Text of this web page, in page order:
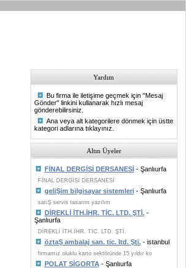
Yardım
Bu firma ile iletişime geçmek için "Mesaj
Gönder" linkini kullanarak hızlı mesaj
gönderebilirsiniz.
Ana veya alt kategorilere dönmek için üstte
kategori adlarına tıklayınız.
Altın Üyeler
FİNAL DERGİSİ DERSANESİ- Şanlıurfa
FİNAL DERGİSİ DERSANESİ
geliŞim bilgisayar sistemleri- Şanlıurfa
satıŞ servis tasarım yazılım
DİREKLİ İTH.İHR. TİC. LTD. ŞTİ.-
Şanlıurfa
DİREKLİ İTH.İHR. TİC. LTD. ŞTİ.
öztaŞ ambalaj san. tic. ltd. Şti.- istanbul
firmamız oluklu karto sektöründe 15 yıldır ko
POLAT SİGORTA - Şanlıurfa